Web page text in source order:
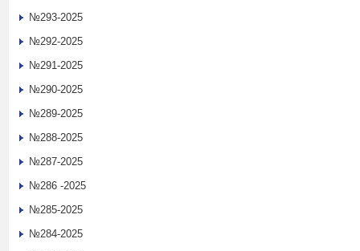
№293-2025
№292-2025
№291-2025
№290-2025
№289-2025
№288-2025
№287-2025
№286 -2025
№285-2025
№284-2025